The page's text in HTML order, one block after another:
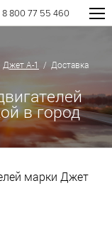
8 800 77 55 460
Джет А-1
/ Доставка
в город
марки Джет